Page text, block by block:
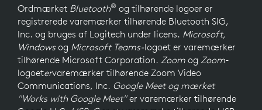
Ordmærket Bluetooth® og tilhørende logoer er
registrerede varemærker tilhørende Bluetooth SIG,
Inc. og bruges af Logitech under licens. Microsoft,
Windowsog Microsoft Teams-logoet er varemærker
tilhørende Microsoft Corporation. Zoom og Zoom-
logoetervaremærker tilhørende Zoom Video
Communications, Inc. Google Meet og mærket
"Works with Google Meet"er varemærker tilhørende